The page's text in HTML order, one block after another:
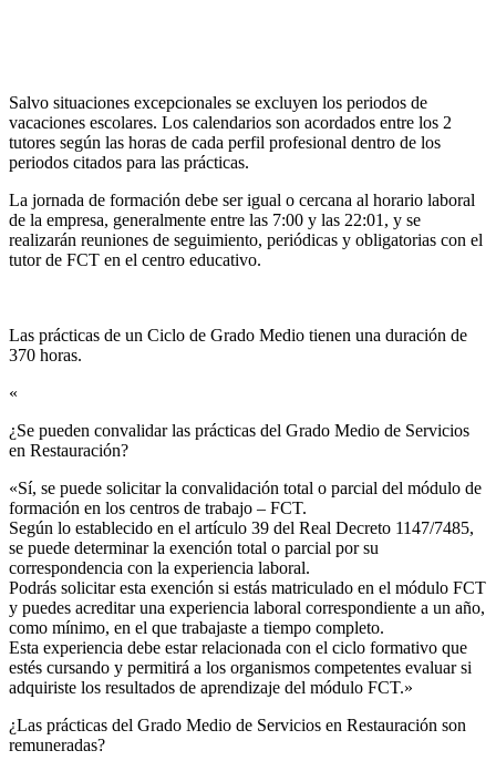
Salvo situaciones excepcionales se excluyen los periodos de
vacaciones escolares. Los calendarios son acordados entre los 2
tutores según las horas de cada perfil profesional dentro de los
periodos citados para las prácticas.
La jornada de formación debe ser igual o cercana al horario laboral
de la empresa, generalmente entre las 7:00 y las 22:01, y se
realizarán reuniones de seguimiento, periódicas y obligatorias con el
tutor de FCT en el centro educativo.
Las prácticas de un Ciclo de Grado Medio tienen una duración de
370 horas.
«
¿Se pueden convalidar las prácticas del Grado Medio de Servicios
en Restauración?​
«Sí, se puede solicitar la convalidación total o parcial del módulo de
formación en los centros de trabajo – FCT.
Según lo establecido en el artículo 39 del Real Decreto 1147/7485,
se puede determinar la exención total o parcial por su
correspondencia con la experiencia laboral.
Podrás solicitar esta exención si estás matriculado en el módulo FCT
y puedes acreditar una experiencia laboral correspondiente a un año,
como mínimo, en el que trabajaste a tiempo completo.
Esta experiencia debe estar relacionada con el ciclo formativo que
estés cursando y permitirá a los organismos competentes evaluar si
adquiriste los resultados de aprendizaje del módulo FCT.»
¿Las prácticas del Grado Medio de Servicios en Restauración son
remuneradas?​